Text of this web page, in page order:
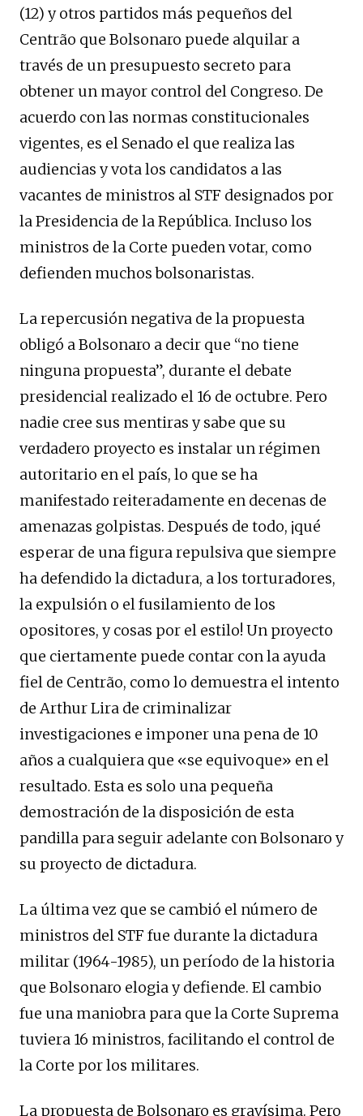
(12) y otros partidos más pequeños del
Centrão que Bolsonaro puede alquilar a
través de un presupuesto secreto para
obtener un mayor control del Congreso. De
acuerdo con las normas constitucionales
vigentes, es el Senado el que realiza las
audiencias y vota los candidatos a las
vacantes de ministros al STF designados por
la Presidencia de la República. Incluso los
ministros de la Corte pueden votar, como
defienden muchos bolsonaristas.
La repercusión negativa de la propuesta
obligó a Bolsonaro a decir que “no tiene
ninguna propuesta”, durante el debate
presidencial realizado el 16 de octubre. Pero
nadie cree sus mentiras y sabe que su
verdadero proyecto es instalar un régimen
autoritario en el país, lo que se ha
manifestado reiteradamente en decenas de
amenazas golpistas. Después de todo, ¡qué
esperar de una figura repulsiva que siempre
ha defendido la dictadura, a los torturadores,
la expulsión o el fusilamiento de los
opositores, y cosas por el estilo! Un proyecto
que ciertamente puede contar con la ayuda
fiel de Centrão, como lo demuestra el intento
de Arthur Lira de criminalizar
investigaciones e imponer una pena de 10
años a cualquiera que «se equivoque» en el
resultado. Esta es solo una pequeña
demostración de la disposición de esta
pandilla para seguir adelante con Bolsonaro y
su proyecto de dictadura.
La última vez que se cambió el número de
ministros del STF fue durante la dictadura
militar (1964-1985), un período de la historia
que Bolsonaro elogia y defiende. El cambio
fue una maniobra para que la Corte Suprema
tuviera 16 ministros, facilitando el control de
la Corte por los militares.
La propuesta de Bolsonaro es gravísima. Pero